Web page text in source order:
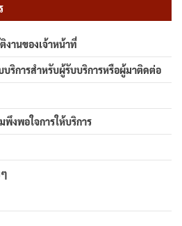
งานของเจ้าหน้าที่
ริการสำหรับผู้รับบริการหรือผู้มาติดต่อ
พึงพอใจการให้บริการ